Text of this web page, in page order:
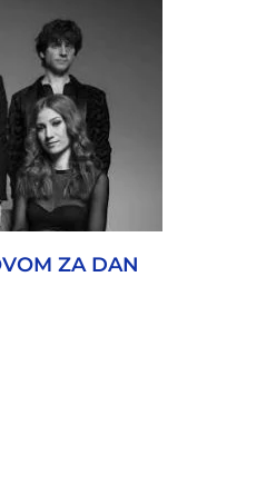
ZA DAN